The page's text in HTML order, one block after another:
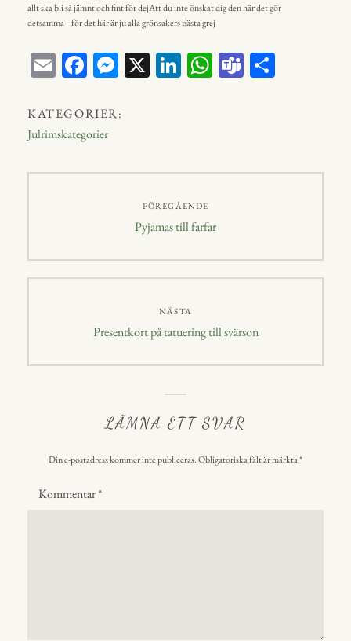
allt ska bli så jämnt och fint för dejAtt du inte önskat dig den här det gör
detsamma– för det här är ju alla grönsakers bästa grej
E
ail
Fa
bo
ok
M
en
r
X Li W
p
Te
KATEGORIER:
Julrimskategorier
FÖREGÅENDE
Föregående
Pyjamas till farfar
NÄSTA
Nästa
Presentkort på tatuering till svärson
LÄMNA ETT SVAR
Din e-postadress kommer inte publiceras.Obligatoriska fält är märkta*
Kommentar*